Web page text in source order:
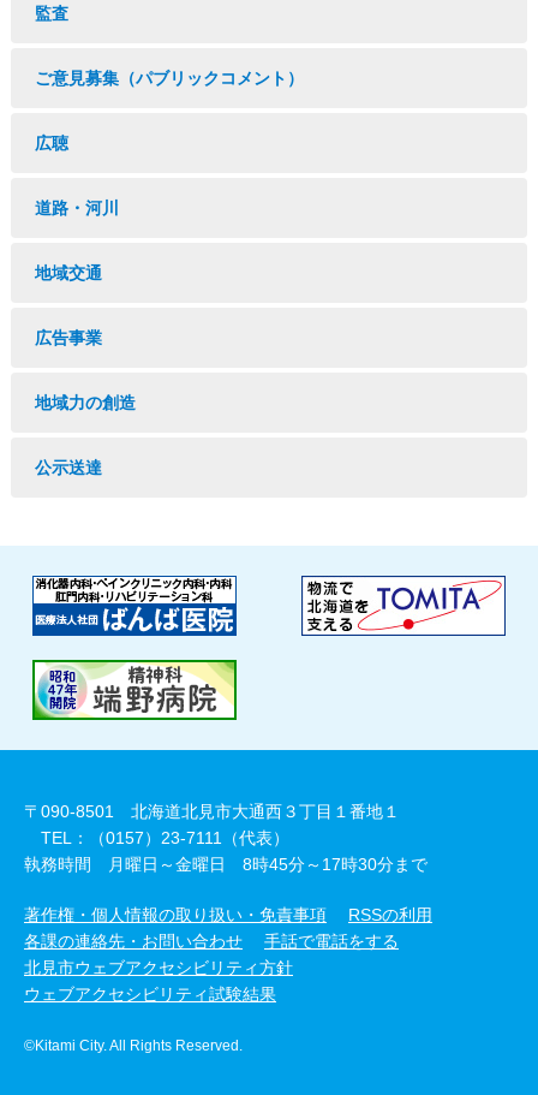
監査
ご意見募集（パブリックコメント）
広聴
道路・河川
地域交通
広告事業
地域力の創造
公示送達
〒090-8501 北海道北見市大通西３丁目１番地１
TEL：（0157）23-7111（代表）
執務時間 月曜日～金曜日 8時45分～17時30分まで
著作権・個人情報の取り扱い・免責事項
RSSの利用
各課の連絡先・お問い合わせ
手話で電話をする
北見市ウェブアクセシビリティ方針
ウェブアクセシビリティ試験結果
©Kitami City. All Rights Reserved.